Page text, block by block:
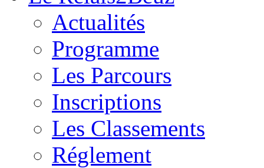
Actualités
Programme
Les Parcours
Inscriptions
Les Classements
Réglement